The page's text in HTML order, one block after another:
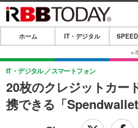
ホーム
IT・デジタル
IT・デジタルTOP
ネタ
SPEED TEST
ホーム IT・デジタル
20枚のクレジットカー
携できる「Spendwallet
IT・デジタル スマートフォン